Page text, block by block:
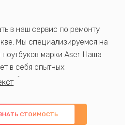
в наш сервис по ремонту
Мы специализируемся на
марки Aser. Наша
в себя опытных
с обширными знаниями и
и качественный ремонт с
оригинальных компонентов, а
СТОИМОСТЬ